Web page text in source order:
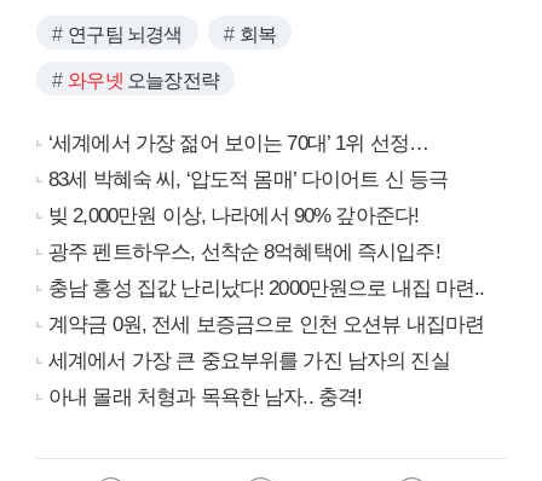
연구팀 뇌경색 회복
와우넷 오늘장전략
‘세계에서 가장 젊어 보이는 70대’ 1위 선정…
83세 박혜숙 씨, ‘압도적 몸매’ 다이어트 신 등극
빚 2,000만원 이상, 나라에서 90% 갚아준다!
광주 펜트하우스, 선착순 8억혜택에 즉시입주!
충남 홍성 집값 난리났다! 2000만원으로 내집 마련..
계약금 0원, 전세 보증금으로 인천 오션뷰 내집마련
세계에서 가장 큰 중요부위를 가진 남자의 진실
아내 몰래 처형과 목욕한 남자.. 충격!